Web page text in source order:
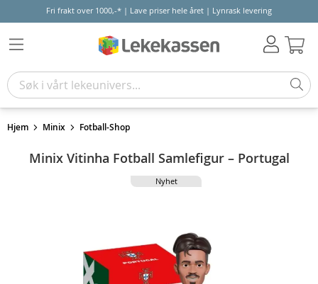
Fri frakt over 1000,-* | Lave priser hele året | Lynrask levering
Hjem Minix Fotball-Shop
Minix Vitinha Fotball Samlefigur – Portugal
Nyhet